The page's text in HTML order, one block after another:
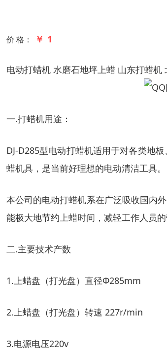
价 格： ￥ 1
电动打蜡机 水磨石地坪上蜡 山东打蜡机
一.打蜡机用途：
DJ-D285型电动打蜡机适用于对各类地
蜡机具，是当前好理想的电动清洁工具。
本公司的电动打蜡机系在广泛吸收国内
能极大地节约上蜡时间，减轻工作人员的
二.主要技术产数
1.上蜡盘（打光盘）直径Φ285mm
2.上蜡盘（打光盘）转速 227r/min
3.电源电压220v